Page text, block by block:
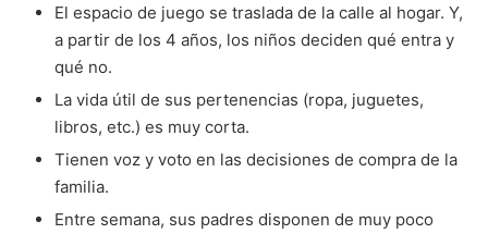
El espacio de juego se traslada de la calle al hogar. Y,
a partir de los 4 años, los niños deciden qué entra y
qué no.
La vida útil de sus pertenencias (ropa, juguetes,
libros, etc.) es muy corta.
Tienen voz y voto en las decisiones de compra de la
familia.
Entre semana, sus padres disponen de muy poco